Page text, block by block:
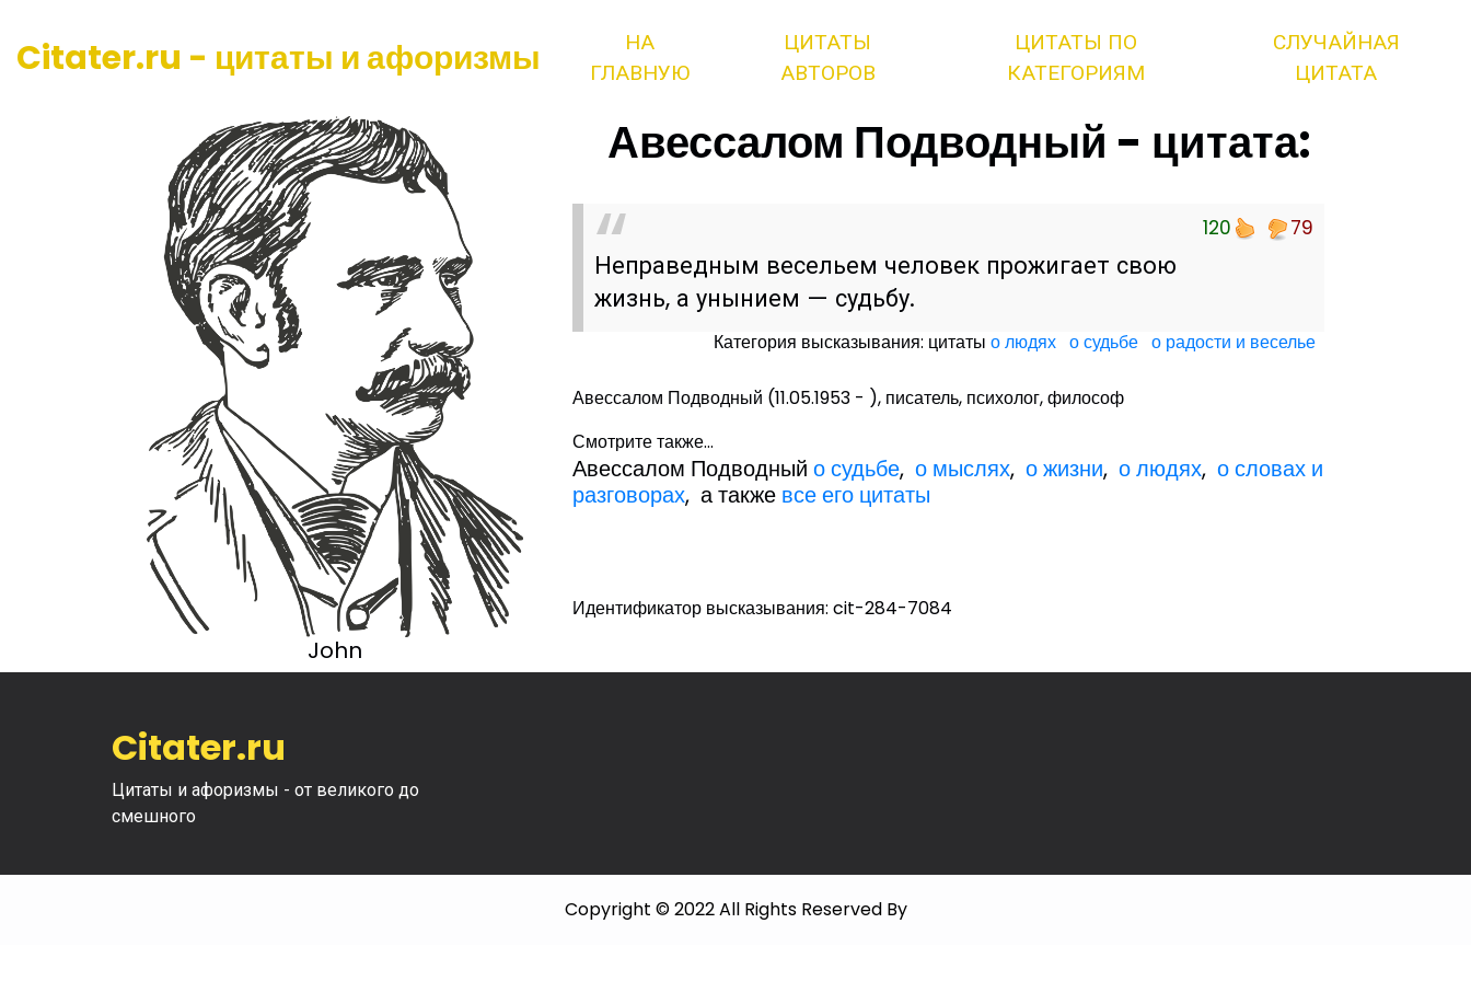
Citater.ru - цитаты и афоризмы
НА
ГЛАВНУЮ
ЦИТАТЫ
АВТОРОВ
ЦИТАТЫ ПО
КАТЕГОРИЯМ
СЛУЧАЙНАЯ
ЦИТАТА
John
Авессалом Подводный - цитата:
120 79
Неправедным весельем человек прожигает свою
жизнь, а унынием — судьбу.
Категория высказывания: цитаты о людях о судьбе о радости и веселье
Авессалом Подводный (11.05.1953 - ), писатель, психолог, философ
Смотрите также...
Авессалом Подводныйо судьбе,о мыслях,о жизни,о людях,о словах и
разговорах, а также все его цитаты
Идентификатор высказывания: cit-284-7084
Citater.ru
Цитаты и афоризмы - от великого до
смешного
Copyright © 2022 All Rights Reserved By